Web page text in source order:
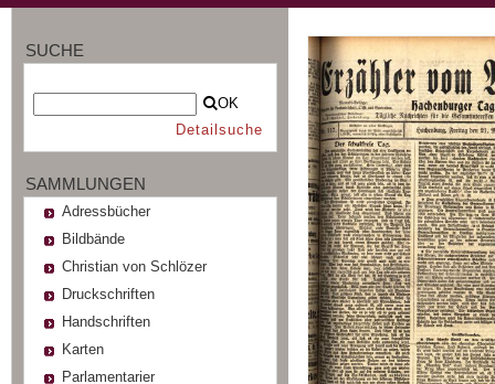
SUCHE
OK
Detailsuche
SAMMLUNGEN
Adressbücher
Bildbände
Christian von Schlözer
Druckschriften
Handschriften
Karten
Parlamentarier